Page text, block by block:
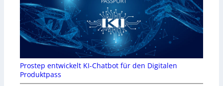
Prostep entwickelt KI-Chatbot für den Digitalen
Produktpass